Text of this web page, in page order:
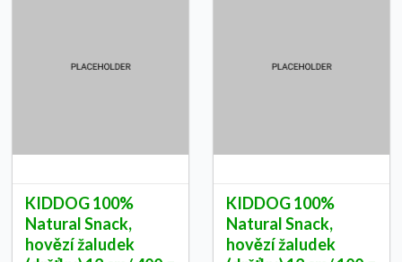
KIDDOG 100%
Natural Snack,
hovězí žaludek
KIDDOG 100%
Natural Snack,
hovězí žaludek